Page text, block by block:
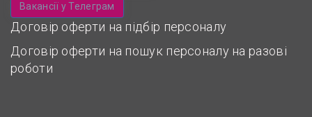
Вакансії у Телеграм
Договір оферти на підбір персоналу
Договір оферти на пошук персоналу на разові
роботи